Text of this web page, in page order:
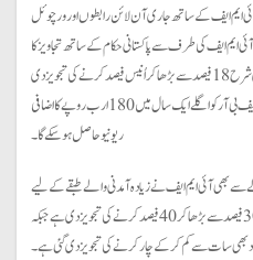
ایم ایف کے ساتھ جاری آن لائن رابطوں اور ورچوئل
ایم ایف کی طرف سے پاکستانی حکام کے ساتھ تجاویز کا
مسودہ شیئر کیا گیا ہے جس میں جی ایس ٹی کی معیاری شرح 18 فیصد سے بڑھا کر اُنیس فیصد کرنے کی تجویز دی
گئی ہے۔ اگر اس تجویز کو منظور کیا جاتا ہے تو اس سے ایف بی آر کو اگلے ایک سال میں 180 ارب روپے کا اضافی
ریونیو حاصل ہوسکے گا۔
بھی آئی ایم ایف نے زیادہ آمدنی والے طبقے کے لیے
ٹیکس کی شرح بڑھانے اور زیادہ سے زیادہ شرح کو 30 فیصد سے بڑھا کر 40 فیصد کرنے کی تجویز دی ہے جبکہ
بھی سات سے کم کرکے چار کرنے کی تجویز دی گئی ہے۔